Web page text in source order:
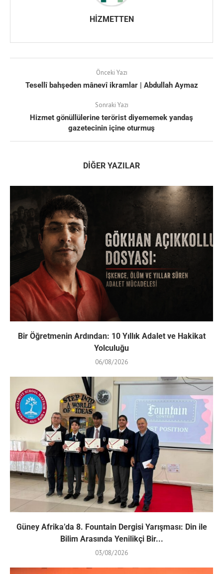
HIZMETTEN
Önceki Yazı
Tesellî bahşeden mânevî ikramlar | Abdullah Aymaz
Sonraki Yazı
Hizmet gönüllülerine terörist diyememek yandaş
gazetecinin içine oturmuş
DIĞER YAZILAR
Bir Öğretmenin Ardından: 10 Yıllık Adalet ve Hakikat
Yolculuğu
06/08/2026
Güney Afrika’da 8. Fountain Dergisi Yarışması: Din ile
Bilim Arasında Yenilikçi Bir...
03/08/2026